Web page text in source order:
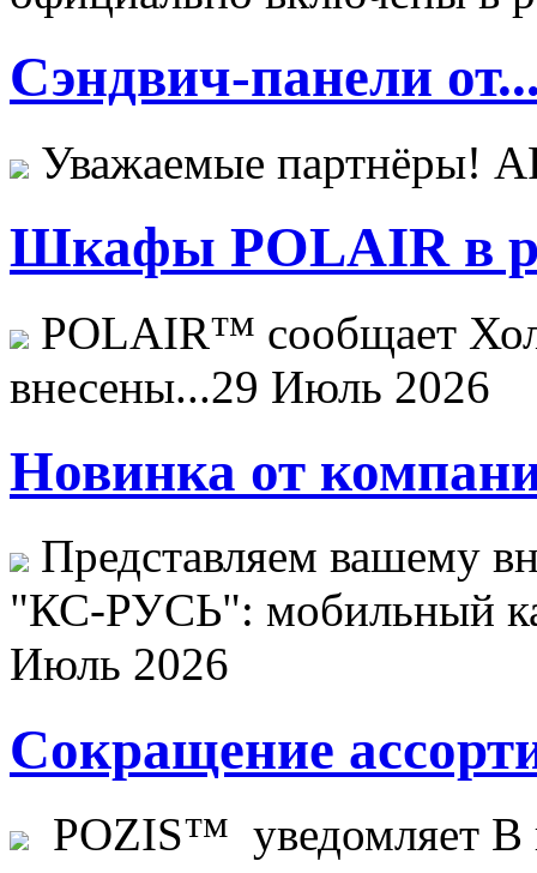
Сэндвич-панели
Уважаемые
Шкафы POLAIR в
POLAIR™ сообщает
внесены...29 Июль 2026
Новинка от
Представляем вашему
"КС-РУСЬ": мобильный
Июль 2026
Сокращение
POZIS™ уведомляет В